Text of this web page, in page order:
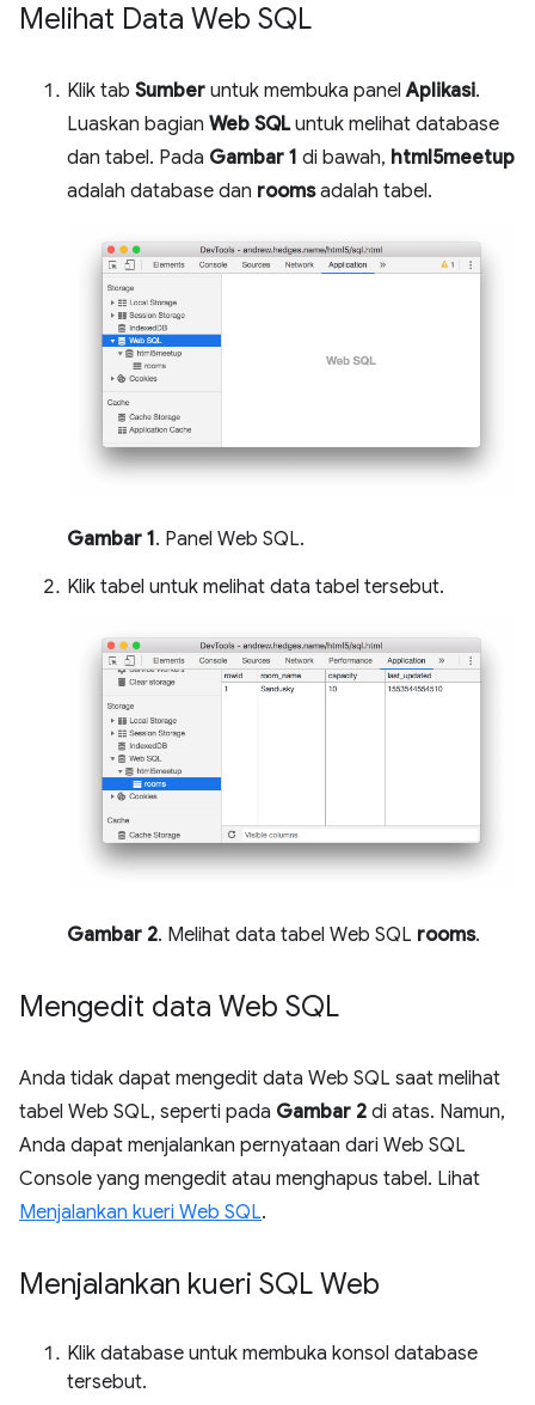
Melihat Data Web SQL
Klik tab Sumber untuk membuka panelAplikasi.
Luaskan bagian Web SQLuntuk melihat database
dan tabel. Pada Gambar 1 di bawah, html5meetup
adalah database dan roomsadalah tabel.
Gambar 1. Panel Web SQL.
Klik tabel untuk melihat data tabel tersebut.
Gambar 2. Melihat data tabel Web SQL rooms.
Mengedit data Web SQL
Anda tidak dapat mengedit data Web SQL saat melihat
tabel Web SQL, seperti pada Gambar 2 di atas. Namun,
Anda dapat menjalankan pernyataan dari Web SQL
Console yang mengedit atau menghapus tabel. Lihat
Menjalankan kueri Web SQL.
Menjalankan kueri SQL Web
Klik database untuk membuka konsol database
tersebut.